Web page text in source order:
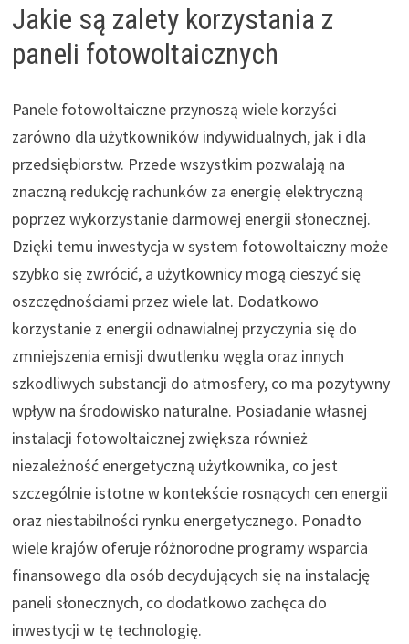
Jakie są zalety korzystania z
paneli fotowoltaicznych
Panele fotowoltaiczne przynoszą wiele korzyści
zarówno dla użytkowników indywidualnych, jak i dla
przedsiębiorstw. Przede wszystkim pozwalają na
znaczną redukcję rachunków za energię elektryczną
poprzez wykorzystanie darmowej energii słonecznej.
Dzięki temu inwestycja w system fotowoltaiczny może
szybko się zwrócić, a użytkownicy mogą cieszyć się
oszczędnościami przez wiele lat. Dodatkowo
korzystanie z energii odnawialnej przyczynia się do
zmniejszenia emisji dwutlenku węgla oraz innych
szkodliwych substancji do atmosfery, co ma pozytywny
wpływ na środowisko naturalne. Posiadanie własnej
instalacji fotowoltaicznej zwiększa również
niezależność energetyczną użytkownika, co jest
szczególnie istotne w kontekście rosnących cen energii
oraz niestabilności rynku energetycznego. Ponadto
wiele krajów oferuje różnorodne programy wsparcia
finansowego dla osób decydujących się na instalację
paneli słonecznych, co dodatkowo zachęca do
inwestycji w tę technologię.